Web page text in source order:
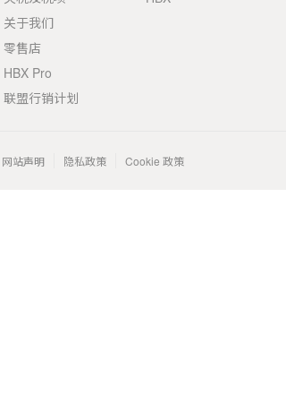
关于我们
零售店
HBX Pro
联盟行销计划
网站声明 隐私政策 Cookie 政策